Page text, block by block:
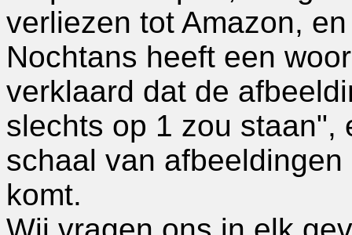
verliezen tot Amazon,
Nochtans heeft een
verklaard dat de
slechts op 1 zou staan",
schaal van
komt.